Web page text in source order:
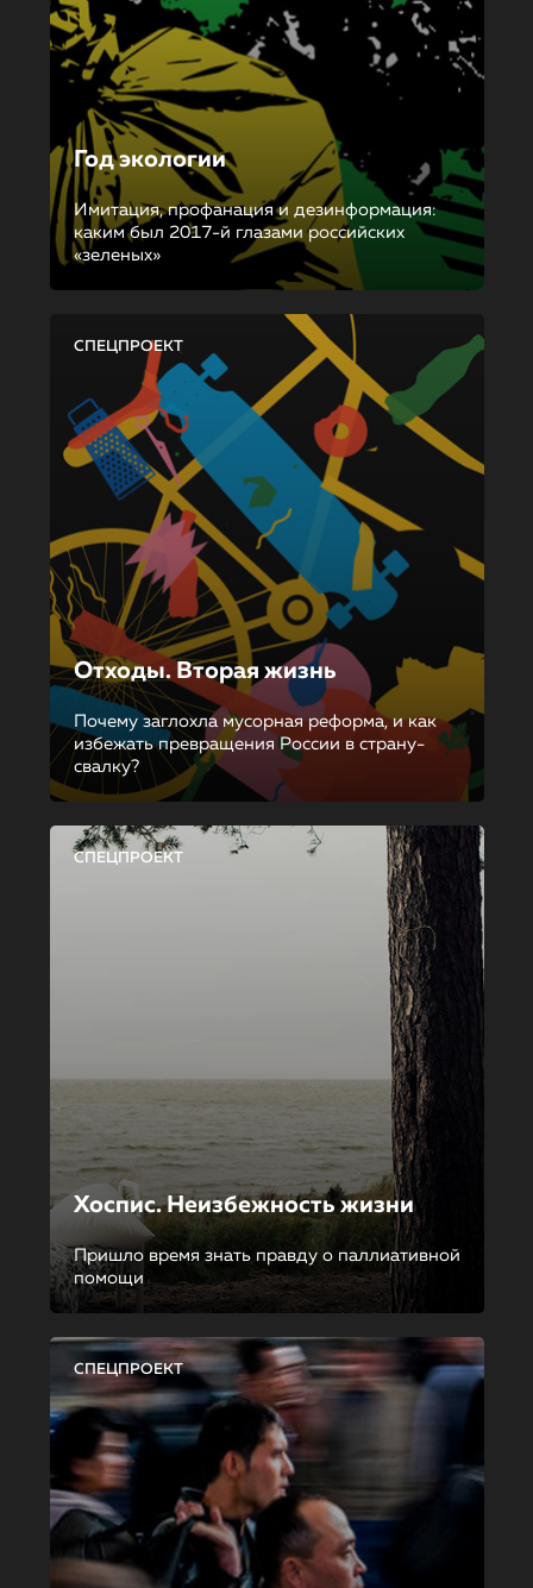
Год экологии
Имитация, профанация и дезинформация:
каким был 2017-й глазами российских
«зеленых»
СПЕЦПРОЕКТ
Отходы. Вторая жизнь
Почему заглохла мусорная реформа, и как
избежать превращения России в страну-
свалку?
СПЕЦПРОЕКТ
Хоспис. Неизбежность жизни
Пришло время знать правду о паллиативной
помощи
СПЕЦПРОЕКТ